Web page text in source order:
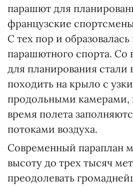
парашют для
французские
С тех пор и образовалась
парашютного спорта. Со
для планирования стали
походить на крыло с
продольными камерами,
время полета
потоками воздуха.
Современный параплан
высоту до трех тысяч
преодолевать